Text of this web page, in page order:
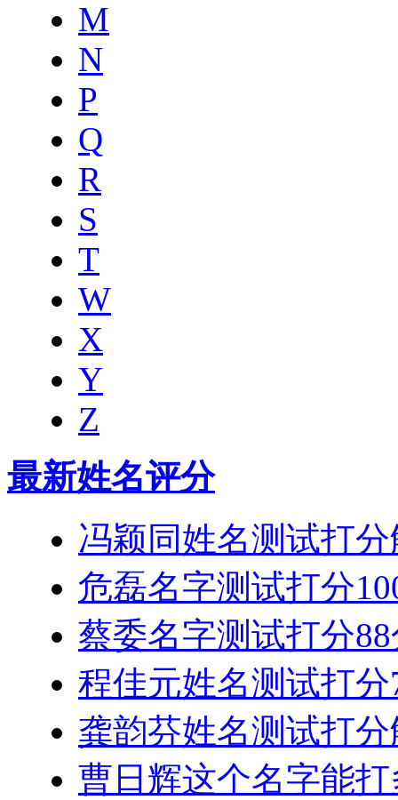
M
N
P
Q
R
S
T
W
X
Y
Z
最新姓名评分
冯颖同姓名测试打
危磊名字测试打分
蔡委名字测试打分
程佳元姓名测试打分
龚韵芬姓名测试打
曹日辉这个名字能